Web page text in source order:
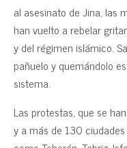
al asesinato de Jina, las
han vuelto a rebelar
y del régimen islámico.
pañuelo y quemándolo
sistema.
Las protestas, que se
y a más de 130